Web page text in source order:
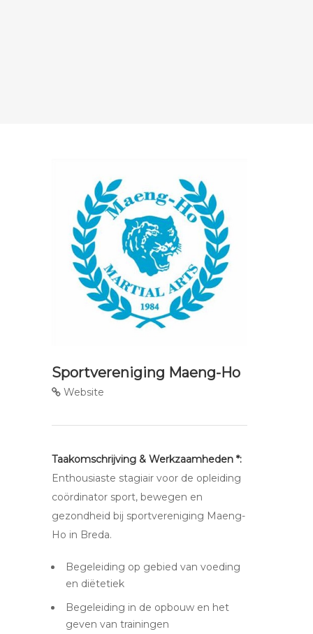
Sportvereniging Maeng-Ho
Website
Taakomschrijving & Werkzaamheden *:
Enthousiaste stagiair voor de opleiding
coördinator sport, bewegen en
gezondheid bij sportvereniging Maeng-
Ho in Breda.
Begeleiding op gebied van voeding
en diëtetiek
Begeleiding in de opbouw en het
geven van trainingen